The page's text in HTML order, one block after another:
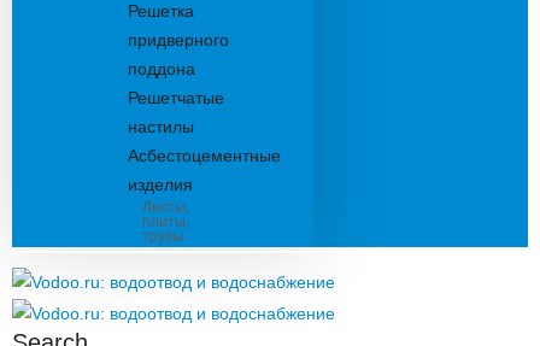
Решетка
придверного
поддона
Решетчатые
настилы
Асбестоцементные
изделия
Листы,
плиты,
трубы